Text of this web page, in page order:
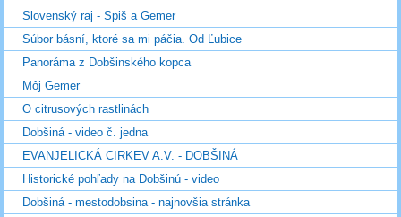
Slovenský raj - Spiš a Gemer
Súbor básní, ktoré sa mi páčia. Od Ľubice
Panoráma z Dobšinského kopca
Môj Gemer
O citrusových rastlinách
Dobšiná - video č. jedna
EVANJELICKÁ CIRKEV A.V. - DOBŠINÁ
Historické pohľady na Dobšinú - video
Dobšiná - mestodobsina - najnovšia stránka